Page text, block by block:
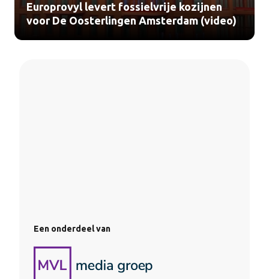
Europrovyl levert fossielvrije kozijnen
voor De Oosterlingen Amsterdam (video)
Een onderdeel van